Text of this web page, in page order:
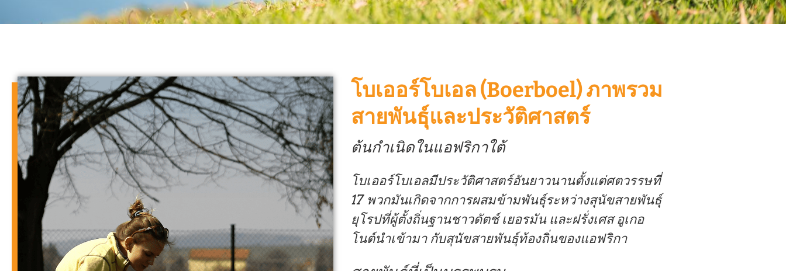
โบเออร์โบเอล (Boerboel) ภาพรวม
สายพันธุ์และประวัติศาสตร์
ต้นกำเนิดในแอฟริกาใต้
โบเออร์โบเอลมีประวัติศาสตร์อันยาวนานตั้งแต่ศตวรรษที่
17 พวกมันเกิดจากการผสมข้ามพันธุ์ระหว่างสุนัขสายพันธุ์
ยุโรปที่ผู้ตั้งถิ่นฐานชาวดัตช์ เยอรมัน และฝรั่งเศส อูเกอ
โนต์นำเข้ามา กับสุนัขสายพันธุ์ท้องถิ่นของแอฟริกา